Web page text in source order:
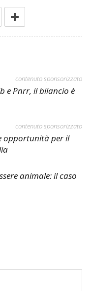
contenuto sponsorizzato
e Pnrr, il bilancio è
contenuto sponsorizzato
opportunità per il
animale: il caso